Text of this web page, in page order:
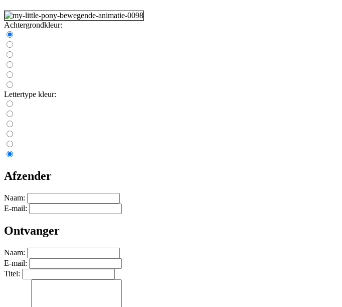
Achtergrondkleur:
Lettertype kleur:
Afzender
Naam:
E-mail:
Ontvanger
Naam:
E-mail:
Titel: